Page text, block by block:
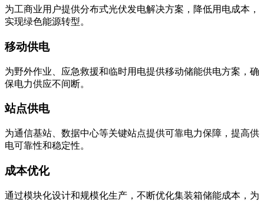
为工商业用户提供分布式光伏发电解决方案，降低用电成本，
实现绿色能源转型。
移动供电
为野外作业、应急救援和临时用电提供移动储能供电方案，确
保电力供应不间断。
站点供电
为通信基站、数据中心等关键站点提供可靠电力保障，提高供
电可靠性和稳定性。
成本优化
通过模块化设计和规模化生产，不断优化集装箱储能成本，为